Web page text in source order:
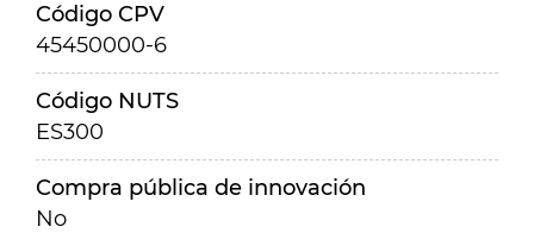
Código CPV
45450000-6
Código NUTS
ES300
Compra pública de innovación
No